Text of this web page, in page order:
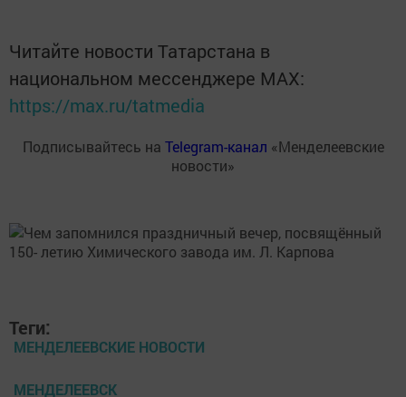
Читайте новости Татарстана в
национальном мессенджере MАХ:
https://max.ru/tatmedia
Подписывайтесь на Telegram-канал «Менделеевские
новости»
Теги:
МЕНДЕЛЕЕВСКИЕ НОВОСТИ
МЕНДЕЛЕЕВСК